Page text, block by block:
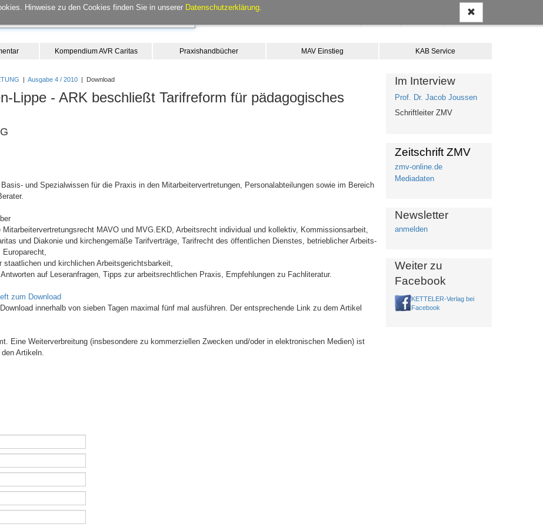
Hinweise zu den Cookies finden Sie in unserer Datenschutzerklärung.
Warenkorb
Kompendium AVR Caritas Praxishandbücher MAV Einstieg KAB Service
| Ausgabe 4 / 2010 | Download
Lippe - ARK beschließt Tarifreform für pädagogisches
und Spezialwissen für die Praxis in den Mitarbeitervertretungen, Personalabteilungen sowie im Bereich
MAVO und MVG.EKD, Arbeitsrecht individual und kollektiv, Kommissionsarbeit,
und Diakonie und kirchengemäße Tarifverträge, Tarifrecht des öffentlichen Dienstes, betrieblicher Arbeits-
und kirchlichen Arbeitsgerichtsbarkeit,
auf Leseranfragen, Tipps zur arbeitsrechtlichen Praxis, Empfehlungen zu Fachliteratur.
zum Download
innerhalb von sieben Tagen maximal fünf mal ausführen. Der entsprechende Link zu dem Artikel
Eine Weiterverbreitung (insbesondere zu kommerziellen Zwecken und/oder in elektronischen Medien) ist
Artikeln.
Im Interview
Prof. Dr. Jacob Joussen
Schriftleiter ZMV
Zeitschrift ZMV
zmv-online.de
Mediadaten
Newsletter
anmelden
Weiter zu
Facebook
KETTELER-Verlag bei
Facebook